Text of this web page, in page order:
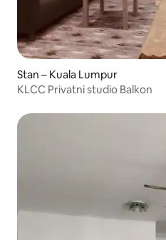
Stan – Kuala Lumpur
KLCC Privatni studio Balkon